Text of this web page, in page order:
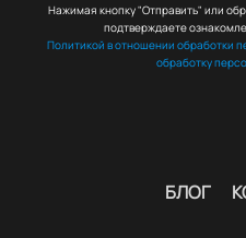
Нажимая кнопку "Отправить" или
подтверждаете
Политикой в отношении обработки
обработку
БЛОГ